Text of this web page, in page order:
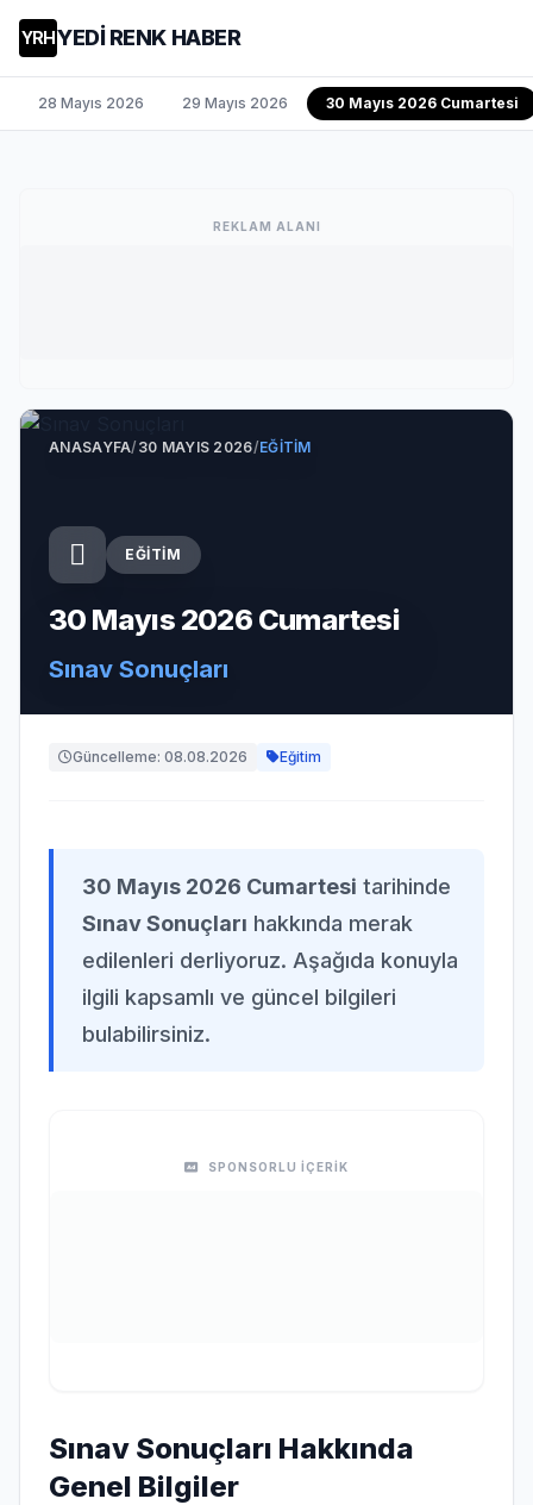
YRHYEDİ RENK HABER
28 Mayıs 2026 29 Mayıs 2026 30 Mayıs 2026 Cumartesi
REKLAM ALANI
ANASAYFA/30 MAYIS 2026/EĞITIM
EĞITIM
30 Mayıs 2026 Cumartesi
Sınav Sonuçları
Güncelleme: 08.08.2026 Eğitim
30 Mayıs 2026 Cumartesi tarihinde
Sınav Sonuçları hakkında merak
edilenleri derliyoruz. Aşağıda konuyla
ilgili kapsamlı ve güncel bilgileri
bulabilirsiniz.
SPONSORLU İÇERİK
Sınav Sonuçları Hakkında
Genel Bilgiler